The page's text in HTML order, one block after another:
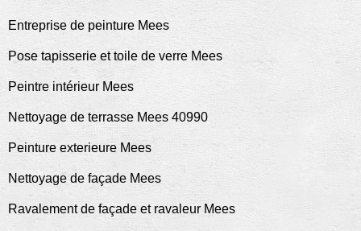
Entreprise de peinture Mees
Pose tapisserie et toile de verre Mees
Peintre intérieur Mees
Nettoyage de terrasse Mees 40990
Peinture exterieure Mees
Nettoyage de façade Mees
Ravalement de façade et ravaleur Mees